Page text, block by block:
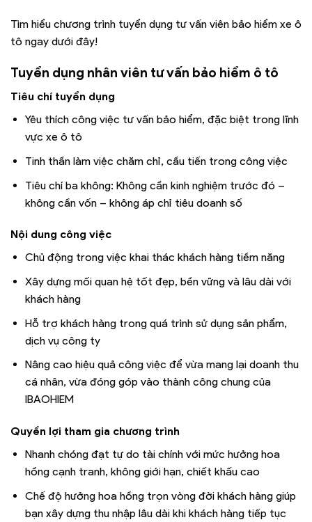
Tìm hiểu chương trình tuyển dụng tư vấn viên bảo hiểm xe ô
tô ngay dưới đây!
Tuyển dụng nhân viên tư vấn bảo hiểm ô tô
Tiêu chí tuyển dụng
Yêu thích công việc tư vấn bảo hiểm, đặc biệt trong lĩnh
vực xe ô tô
Tinh thần làm việc chăm chỉ, cầu tiến trong công việc
Tiêu chí ba không: Không cần kinh nghiệm trước đó –
không cần vốn – không áp chỉ tiêu doanh số
Nội dung công việc
Chủ động trong việc khai thác khách hàng tiềm năng
Xây dựng mối quan hệ tốt đẹp, bền vững và lâu dài với
khách hàng
Hỗ trợ khách hàng trong quá trình sử dụng sản phẩm,
dịch vụ công ty
Nâng cao hiệu quả công việc để vừa mang lại doanh thu
cá nhân, vừa đóng góp vào thành công chung của
IBAOHIEM
Quyền lợi tham gia chương trình
Nhanh chóng đạt tự do tài chính với mức hưởng hoa
hồng cạnh tranh, không giới hạn, chiết khấu cao
Chế độ hưởng hoa hồng trọn vòng đời khách hàng giúp
bạn xây dựng thu nhập lâu dài khi khách hàng tiếp tục